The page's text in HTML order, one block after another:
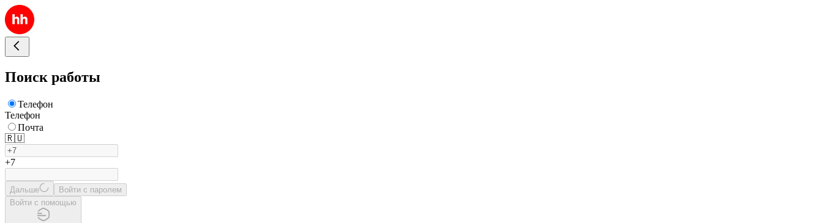
Поиск работы
Телефон
Телефон
Почта
🇷🇺
+7
Дальше
Войти с паролем
Войти с помощью